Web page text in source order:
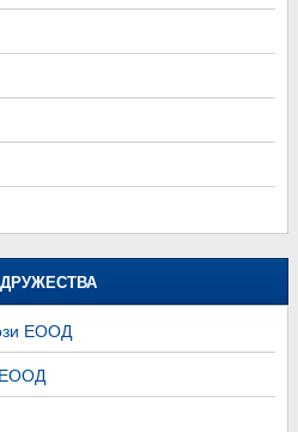
ЕООД
ЕООД